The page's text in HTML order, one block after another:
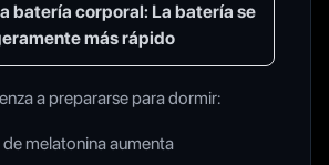
batería corporal: La batería se
más rápido
a prepararse para dormir:
melatonina aumenta